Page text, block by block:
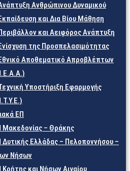
Ανθρώπινου Δυναμικού
και Δια Βίου Μάθηση
και Αειφόρος Ανάπτυξη
της Προσπελασιμότητας
Αποθεματικό Απροβλέπτων
Υποστήριξη Εφαρμογής
ΕΠ
Μακεδονίας – Θράκης
Δυτικής Ελλάδας – Πελοποννήσου –
Νήσων
και Νήσων Αιγαίου